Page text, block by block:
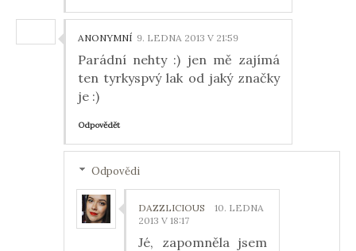
ANONYMNÍ 9. LEDNA 2013 V 21:59
Parádní nehty :) jen mě zajímá
ten tyrkyspvý lak od jaký značky
je :)
Odpovědět
Odpovědi
DAZZLICIOUS
10. LEDNA
2013 V 18:17
Jé, zapomněla jsem